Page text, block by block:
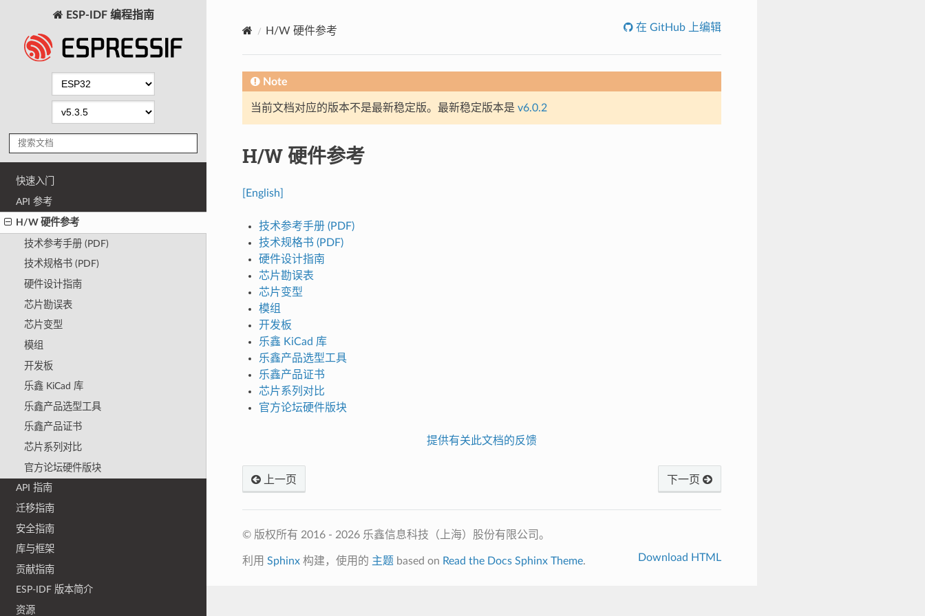
ESP-IDF 编程指南
快速入门
API 参考
H/W 硬件参考
技术参考手册 (PDF)
技术规格书 (PDF)
硬件设计指南
芯片勘误表
芯片变型
模组
开发板
乐鑫 KiCad 库
乐鑫产品选型工具
乐鑫产品证书
芯片系列对比
官方论坛硬件版块
API 指南
迁移指南
安全指南
库与框架
贡献指南
ESP-IDF 版本简介
资源
H/W 硬件参考 在 GitHub 上编辑
Note
当前文档对应的版本不是最新稳定版。最新稳定版本是 v6.0.2
H/W 硬件参考
[English]
技术参考手册 (PDF)
技术规格书 (PDF)
硬件设计指南
芯片勘误表
芯片变型
模组
开发板
乐鑫 KiCad 库
乐鑫产品选型工具
乐鑫产品证书
芯片系列对比
官方论坛硬件版块
提供有关此文档的反馈
上一页 下一页
© 版权所有 2016 - 2026 乐鑫信息科技（上海）股份有限公司。
利用 Sphinx构建，使用的 主题 based on Read the Docs Sphinx Theme. Download HTML